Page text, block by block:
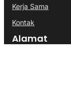
Kerja Sama
Kontak
Alamat